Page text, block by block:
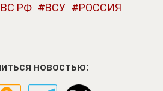
ВС РФ ВСУ
РОССИЯ
новостью: